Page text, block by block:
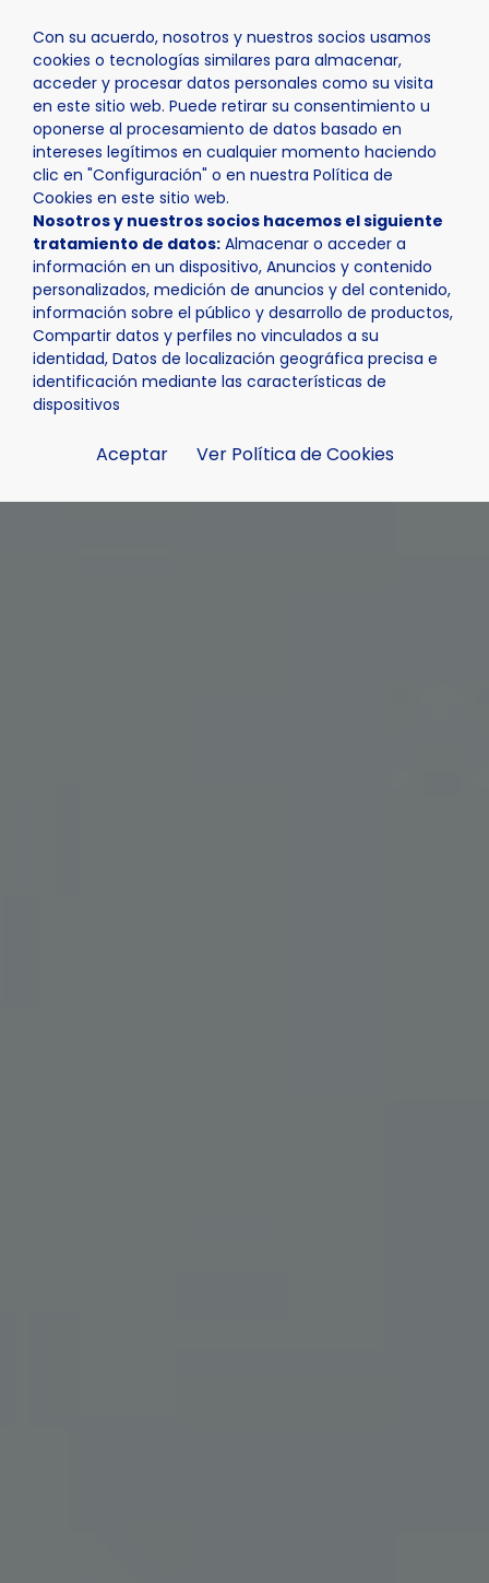
Con su acuerdo, nosotros y nuestros socios usamos
cookies o tecnologías similares para almacenar,
acceder y procesar datos personales como su visita
en este sitio web. Puede retirar su consentimiento u
oponerse al procesamiento de datos basado en
intereses legítimos en cualquier momento haciendo
clic en "Configuración" o en nuestra Política de
Cookies en este sitio web.
Nosotros y nuestros socios hacemos el siguiente
tratamiento de datos: Almacenar o acceder a
información en un dispositivo, Anuncios y contenido
personalizados, medición de anuncios y del contenido,
información sobre el público y desarrollo de productos,
Compartir datos y perfiles no vinculados a su
identidad, Datos de localización geográfica precisa e
identificación mediante las características de
dispositivos
Aceptar Ver Política de Cookies
Inicio Actualidad Noticias Noticia - Foro Nacional